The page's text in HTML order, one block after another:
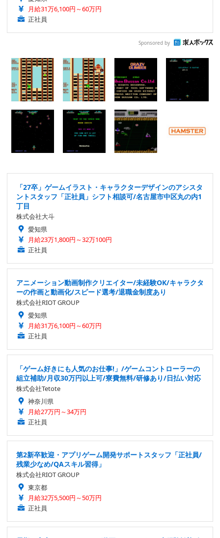
月給31万6,100円～60万円
正社員
Sponsored by
「27卒」ゲームイラスト・キャラクターデザインのアシスタ
ントスタッフ「正社員」シフト相談可/名古屋市中区丸の内1
丁目
株式会社大斗
愛知県
月給23万1,800円～32万100円
正社員
アニメーション動画制作クリエイター/未経験OK/キャラクタ
ーの作画と動画化/スピード選考/退職金制度あり
株式会社RIOT GROUP
愛知県
月給31万6,100円～60万円
正社員
「ゲーム好きにも人気のお仕事!」/ゲームコントローラーの
組立補助/月収30万円以上可/寮費無料/研修あり/日払い対応
株式会社Tetote
神奈川県
月給27万円～34万円
正社員
第2新卒歓迎・アプリゲーム開発サポートスタッフ「正社員/
残業少なめ/QAスキル習得」
株式会社RIOT GROUP
東京都
月給32万5,500円～50万円
正社員